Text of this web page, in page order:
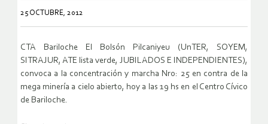
25 OCTUBRE, 2012
CTA Bariloche El Bolsón Pilcaniyeu (UnTER, SOYEM,
SITRAJUR, ATE lista verde, JUBILADOS E INDEPENDIENTES),
convoca a la concentración y marcha Nro: 25 en contra de la
mega minería a cielo abierto, hoy a las 19 hs en el Centro Cívico
de Bariloche.